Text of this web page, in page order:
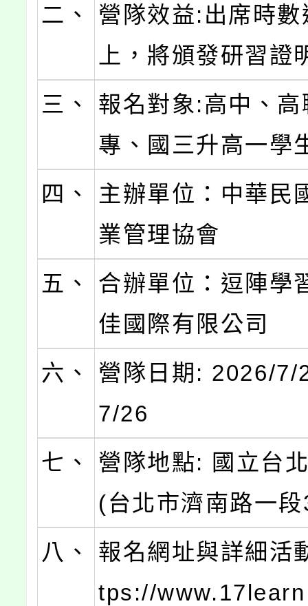
二、
營隊效益:出席時
上，將頒發研習證
三、
報名對象:高中、高
專、國三升高一學
四、
主辦單位：中華民
業管理協會
五、
合辦單位：逗陣學
佳國際有限公司
六、
營隊日期: 2026/7/
7/26
七、
營隊地點: 國立台
(台北市濟南路一
八、
報名網址與詳細活
tps://